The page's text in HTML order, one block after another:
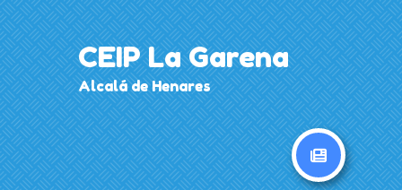
Skip
to
content
CEIP La Garena
Alcalá de Henares